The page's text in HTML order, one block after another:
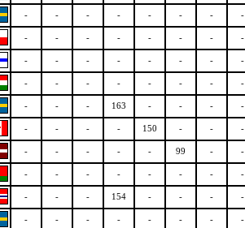
- - - - - - - -
- - - - - - - -
- - - - - - - -
- - - - - - - -
- - - 163 - - - -
- - - - 150 - - -
- - - - - 99 - -
- - - - - - - -
- - - 154 - - - -
- - - - - - - -